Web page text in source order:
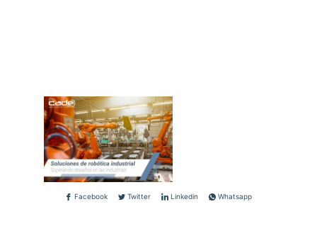
Facebook Twitter Linkedin Whatsapp